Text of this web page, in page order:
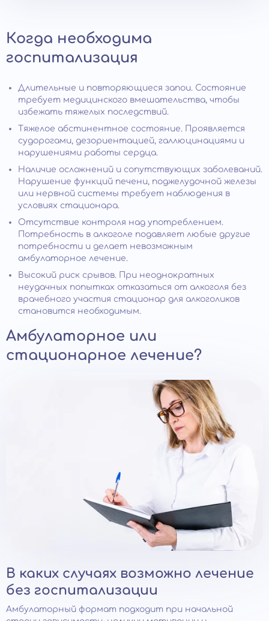
Когда необходима
госпитализация
Длительные и повторяющиеся запои. Состояние
требует медицинского вмешательства, чтобы
избежать тяжелых последствий.
Тяжелое абстинентное состояние. Проявляется
судорогами, дезориентацией, галлюцинациями и
нарушениями работы сердца.
Наличие осложнений и сопутствующих заболеваний.
Нарушение функций печени, поджелудочной железы
или нервной системы требует наблюдения в
условиях стационара.
Отсутствие контроля над употреблением.
Потребность в алкоголе подавляет любые другие
потребности и делает невозможным
амбулаторное лечение.
Высокий риск срывов. При неоднократных
неудачных попытках отказаться от алкоголя без
врачебного участия стационар для алкоголиков
становится необходимым.
Амбулаторное или
стационарное лечение?
В каких случаях возможно лечение
без госпитализации
Амбулаторный формат подходит при начальной